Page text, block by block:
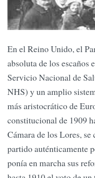
En el Reino Unido, el
absoluta de los escaños
Servicio Nacional de
NHS) y un amplio
más aristocrático de
constitucional de 1909
Cámara de los Lores,
partido auténticamente
ponía en marcha sus